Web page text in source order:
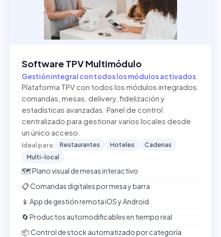
Software TPV Multimódulo
Gestión integral con todos los módulos activados
Plataforma TPV con todos los módulos integrados:
comandas, mesas, delivery, fidelización y
estadísticas avanzadas. Panel de control
centralizado para gestionar varios locales desde
un único acceso.
Ideal para: Restaurantes Hoteles
Cadenas
Multi-local
🗺️ Plano visual de mesas interactivo
📋 Comandas digitales por mesa y barra
📱 App de gestión remota iOS y Android
🔄 Productos automodificables en tiempo real
📦 Control de stock automatizado por categoría